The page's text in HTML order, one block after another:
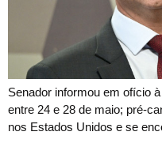
Senador informou em ofício
entre 24 e 28 de maio; pré-
nos Estados Unidos e se